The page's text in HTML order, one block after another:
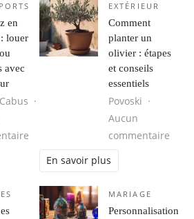
en
louer
avec
sur Voyagez en groupe : louer un
EXTÉRIEUR
Comment
planter un
olivier : étapes
et conseils
essentiels
Povoski
Aucun
commentaire
En savoir plus
MARIAGE
Personnalisation